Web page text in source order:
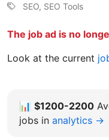
SEO, SEO Tools
The job ad is no
Look at the current
📊 $1200-2200
jobs in analytics →